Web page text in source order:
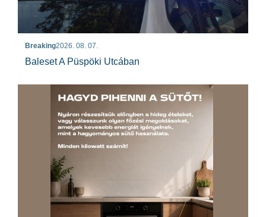
Breaking2026. 08. 07.
Baleset A Püspöki Utcában